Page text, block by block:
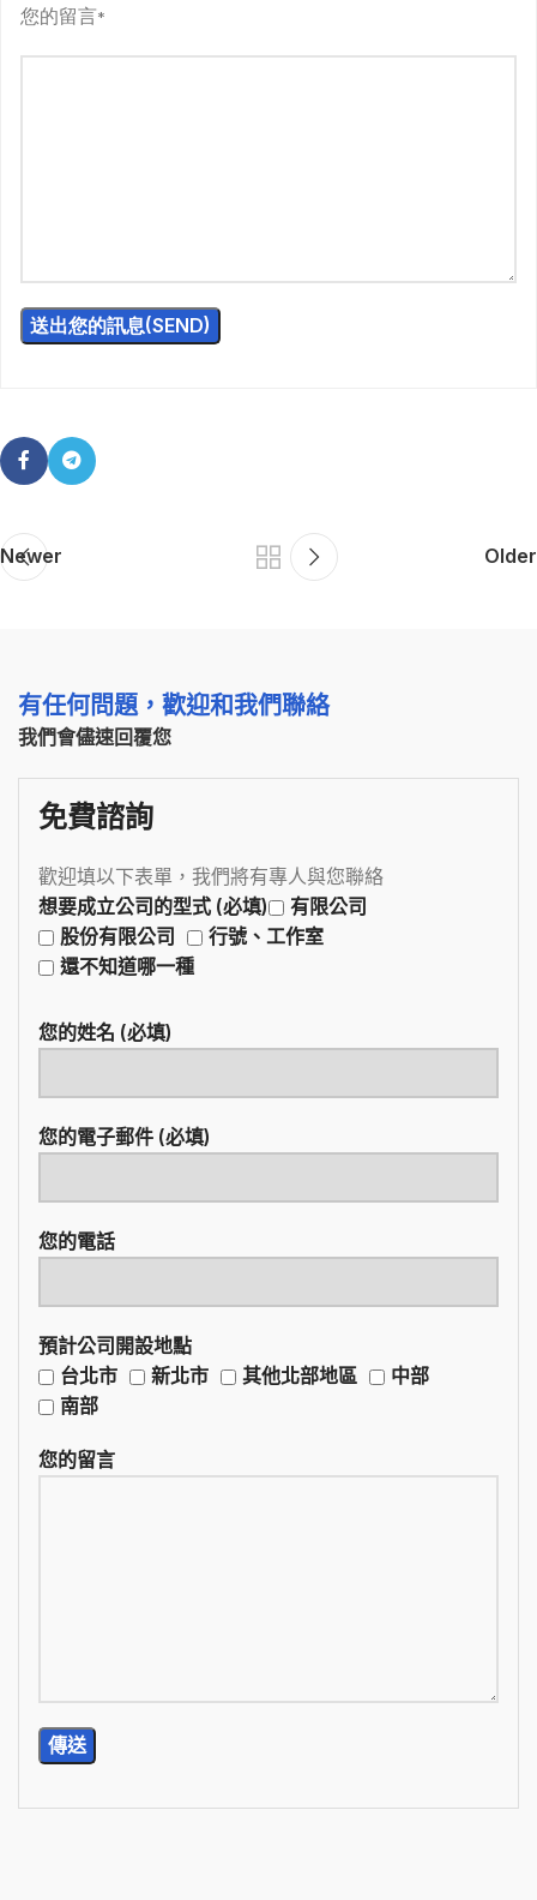
您的留言*
Newer Older
有任何問題，歡迎和我們聯絡
我們會儘速回覆您
免費諮詢
歡迎填以下表單，我們將有專人與您聯絡
想要成立公司的型式 (必填)
有限公司
股份有限公司
行號、工作室
還不知道哪一種
您的姓名 (必填)
您的電子郵件 (必填)
您的電話
預計公司開設地點
台北市
新北市 其他北部地區
中部
南部
您的留言